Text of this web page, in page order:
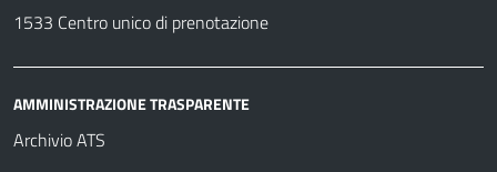
1533 Centro unico di prenotazione
AMMINISTRAZIONE TRASPARENTE
Archivio ATS